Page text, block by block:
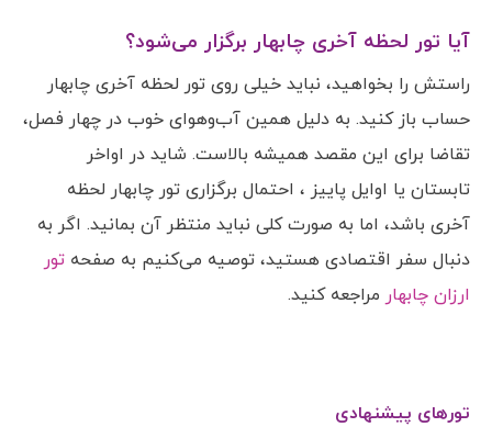
آیا تور لحظه آخری چابهار برگزار می‌شود؟
راستش را بخواهید، نباید خیلی روی تور لحظه آخری چابهار
حساب باز کنید. به دلیل همین آب‌وهوای خوب در چهار فصل،
تقاضا برای این مقصد همیشه بالاست. شاید در اواخر
تابستان یا اوایل پاییز ، احتمال برگزاری تور چابهار لحظه
آخری باشد، اما به صورت کلی نباید منتظر آن بمانید. اگر به
دنبال سفر اقتصادی هستید، توصیه می‌کنیم به صفحه تور
ارزان چابهار مراجعه کنید.
تورهای پیشنهادی